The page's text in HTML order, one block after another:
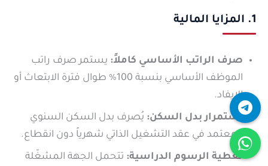
1. المزايا المالية
صرف الراتب الأساسي كاملاً: يستمر صرف راتب
الموظف الأساسي بنسبة 100% طوال فترة الابتعاث أو
الإيفاد.
استمرار بدل السكن: يُصرف بدل السكن السنوي
المعتمد في عقد التشغيل الذاتي شهرياً دون انقطاع.
تغطية الرسوم الدراسية: تتحمل الجهة المشغّلة